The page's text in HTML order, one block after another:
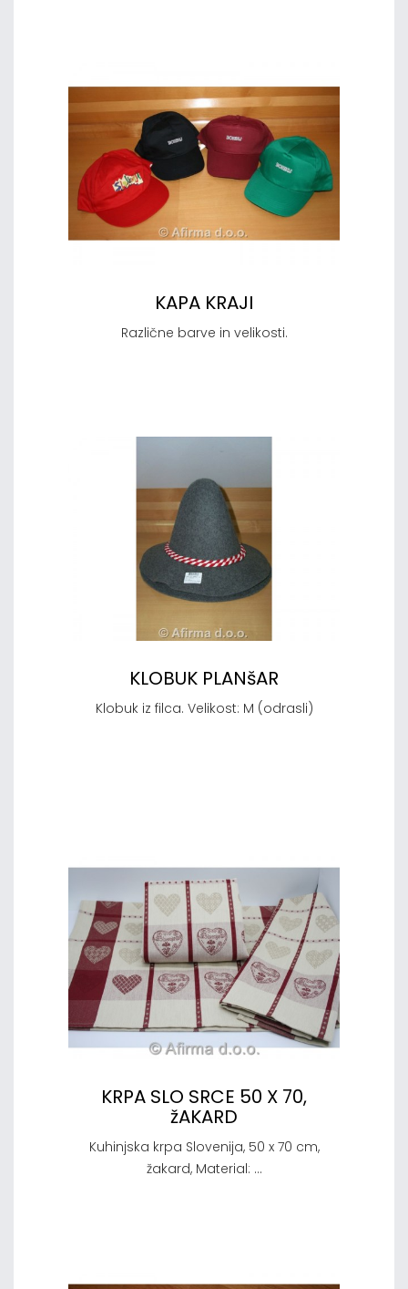
KAPA KRAJI
Različne barve in velikosti.
KLOBUK PLANšAR
Klobuk iz filca. Velikost: M (odrasli)
KRPA SLO SRCE 50 X 70,
žAKARD
Kuhinjska krpa Slovenija, 50 x 70 cm,
žakard, Material: ...